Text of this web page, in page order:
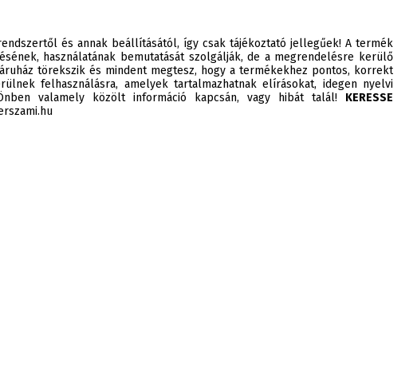
és annak beállításától, így csak tájékoztató jellegűek! A termék
használatának bemutatását szolgálják, de a megrendelésre kerülő
törekszik és mindent megtesz, hogy a termékekhez pontos, korrekt
felhasználásra, amelyek tartalmazhatnak elírásokat, idegen nyelvi
valamely közölt információ kapcsán, vagy hibát talál! KERESSE